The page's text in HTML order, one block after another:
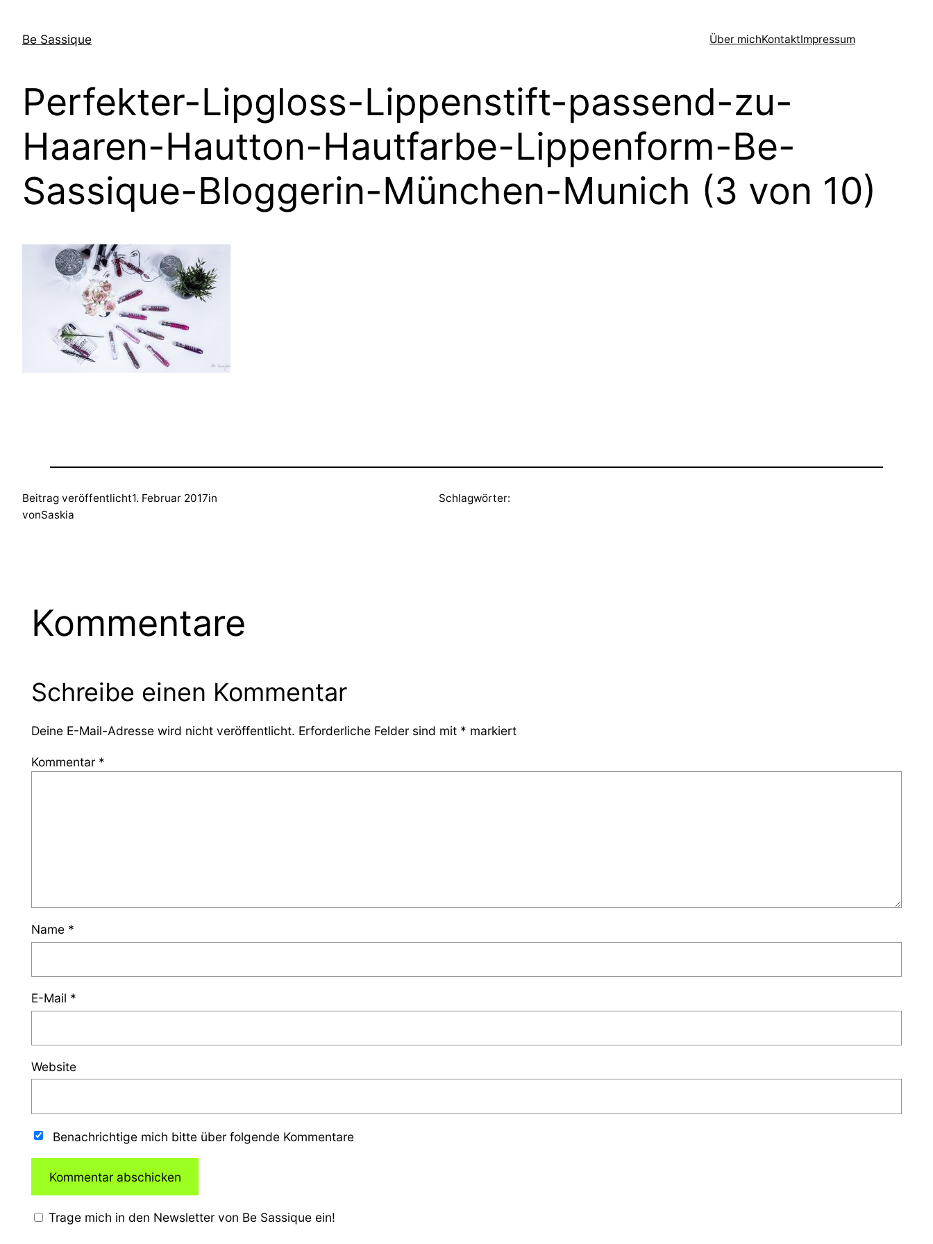
InhaltBe Sassique Über michKontaktImpressum
Perfekter-Lipgloss-Lippenstift-passend-zu-
Haaren-Hautton-Hautfarbe-Lippenform-Be-
Sassique-Bloggerin-München-Munich (3 von 10)
Beitrag veröffentlicht1. Februar 2017in
vonSaskia
Schlagwörter:
Kommentare
Schreibe einen Kommentar
Deine E-Mail-Adresse wird nicht veröffentlicht. Erforderliche Felder sind mit * markiert
Kommentar *
Name *
E-Mail *
Website
Benachrichtige mich bitte über folgende Kommentare
Trage mich in den Newsletter von Be Sassique ein!